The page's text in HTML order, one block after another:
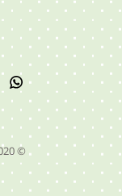
© 2020 כל הזכויות שמורות לנירון של רינת